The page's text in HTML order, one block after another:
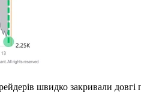
швидко закривали